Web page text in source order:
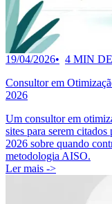
19/04/2026 4 MIN
Consultor em
2026
Um consultor em
sites para serem
2026 sobre quando
metodologia AISO.
Ler mais ->